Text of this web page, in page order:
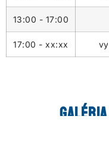
13:00 - 17:00
17:00 - xx:xx